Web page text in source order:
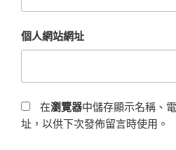
個人網站網址
在瀏覽器中儲存顯示名稱、
址，以供下次發佈留言時使用。